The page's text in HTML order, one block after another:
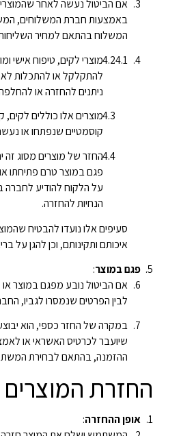
אם הביטול נעשה לאחר
באמצעות חברת המשלוחים,
המשלוח בהתאם למחיר
מוצרי לקים, טיפוח אישי
להתקלקל או להתכלות
ניתנים להחזרה או
מוצרים אלו כוללים
קוסמטיים שנפתחו או
החזר של מוצרים מסוג
פגם במוצר טרם פתיחתו
על הלקוח להודיע לחברה
הנחיות להחזרה.
סעיפים אלו נועדו להבטיח
איכותם ותקינותם, וכן להגן על
פגם במוצר:
אם הביטול נובע מפגם במוצר
לבין הפרטים שנמסרו לגביו,
במקרה של החזר כספי, הוא
שיועבר לכרטיס האשראי או
ההזמנה, בהתאם לבחירת
החזרת המוצרים
אופן ההחזרה: